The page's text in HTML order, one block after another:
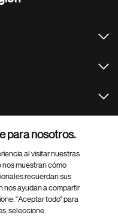
para nosotros.
al visitar nuestras
nos muestran cómo
recuerdan sus
nos ayudan a compartir
"Aceptar todo" para
seleccione